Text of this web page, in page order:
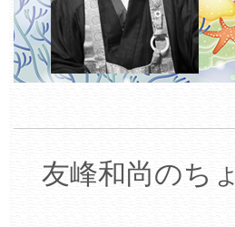
友峰和尚のち